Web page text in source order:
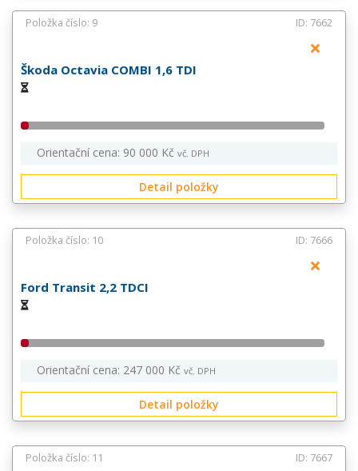
Položka číslo: 9 ID: 7662
Škoda Octavia COMBI 1,6 TDI
Orientační cena: 90 000 Kč vč. DPH
Detail položky
Položka číslo: 10 ID: 7666
Ford Transit 2,2 TDCI
Orientační cena: 247 000 Kč vč. DPH
Detail položky
Položka číslo: 11 ID: 7667